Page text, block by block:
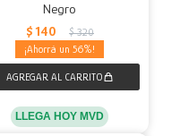
Negro
$ 140 $ 320
56
LLEGA HOY MVD